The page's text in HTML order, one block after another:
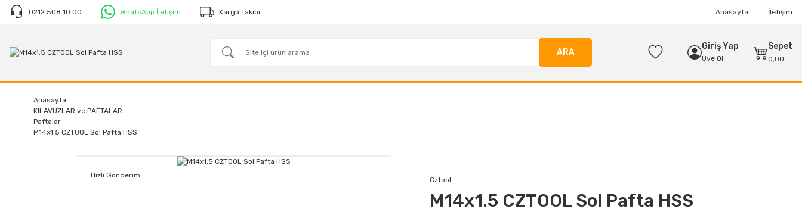
0212 508 10 00 WhatsApp İletişim Kargo Takibi Anasayfa İletişim
ARA
Giriş Yap
Üye Ol
Sepet
0,00
Anasayfa
KILAVUZLAR ve PAFTALAR
Paftalar
M14x1.5 CZTOOL Sol Pafta HSS
Hızlı Gönderim
Cztool
M14x1.5 CZTOOL Sol Pafta HSS